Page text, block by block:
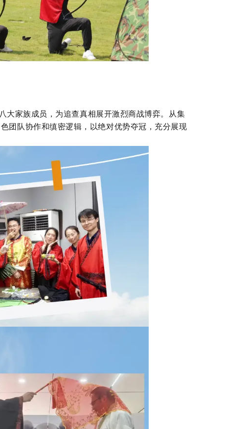
家族成员，为追查真相展开激烈商战博弈。从集
团队协作和缜密逻辑，以绝对优势夺冠，充分展现